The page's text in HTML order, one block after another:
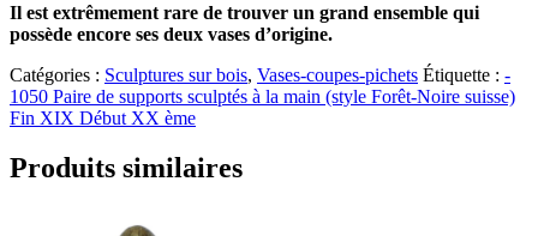
Il est extrêmement rare de trouver un grand ensemble qui
possède encore ses deux vases d’origine.
Catégories : Sculptures sur bois, Vases-coupes-pichets Étiquette : -
1050 Paire de supports sculptés à la main (style Forêt-Noire suisse)
Fin XIX Début XX ème
Produits similaires